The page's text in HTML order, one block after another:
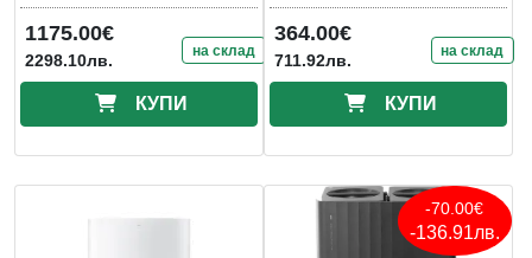
Ultra - BLACK
1175.00€
2298.10лв. на склад
КУПИ
364.00€
711.92лв. на склад
КУПИ
-70.00€
-136.91лв.